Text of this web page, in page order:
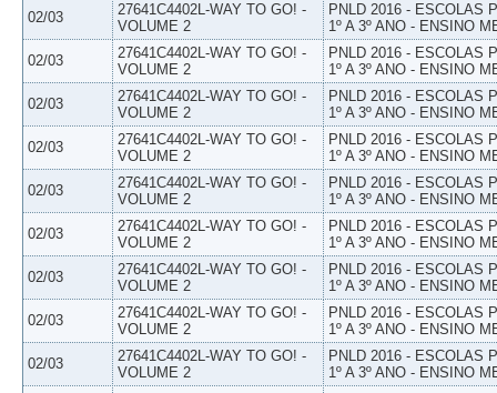
02/03
27641C4402L-WAY TO GO! -
VOLUME 2
PNLD 2016 - ESCOLAS
1º A 3º ANO - ENSINO
02/03
27641C4402L-WAY TO GO! -
VOLUME 2
PNLD 2016 - ESCOLAS
1º A 3º ANO - ENSINO
02/03
27641C4402L-WAY TO GO! -
VOLUME 2
PNLD 2016 - ESCOLAS
1º A 3º ANO - ENSINO
02/03
27641C4402L-WAY TO GO! -
VOLUME 2
PNLD 2016 - ESCOLAS
1º A 3º ANO - ENSINO
02/03
27641C4402L-WAY TO GO! -
VOLUME 2
PNLD 2016 - ESCOLAS
1º A 3º ANO - ENSINO
02/03
27641C4402L-WAY TO GO! -
VOLUME 2
PNLD 2016 - ESCOLAS
1º A 3º ANO - ENSINO
02/03
27641C4402L-WAY TO GO! -
VOLUME 2
PNLD 2016 - ESCOLAS
1º A 3º ANO - ENSINO
02/03
27641C4402L-WAY TO GO! -
VOLUME 2
PNLD 2016 - ESCOLAS
1º A 3º ANO - ENSINO
02/03
27641C4402L-WAY TO GO! -
VOLUME 2
PNLD 2016 - ESCOLAS
1º A 3º ANO - ENSINO